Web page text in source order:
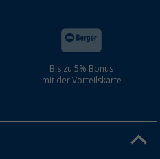
Bis zu 5% Bonus
mit der Vorteilskarte